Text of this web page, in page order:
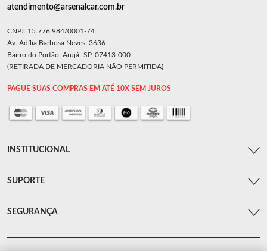
atendimento@arsenalcar.com.br
CNPJ: 15.776.984/0001-74
Av. Adília Barbosa Neves, 3636
Bairro do Portão, Arujá -SP, 07413-000
(RETIRADA DE MERCADORIA NÃO PERMITIDA)
PAGUE SUAS COMPRAS EM ATÉ 10X SEM JUROS
INSTITUCIONAL
SUPORTE
SEGURANÇA